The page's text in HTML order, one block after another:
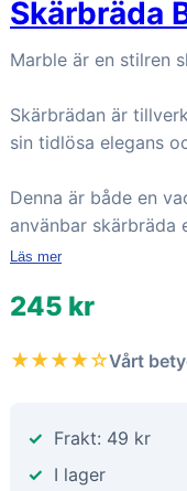
Skärbräda
Marble är en stilren
Skärbrädan är
sin tidlösa elegans
Denna är både en
använbar skärbräda
Läs mer
245 kr
★★★★☆Vårt
Frakt: 49 kr
I lager